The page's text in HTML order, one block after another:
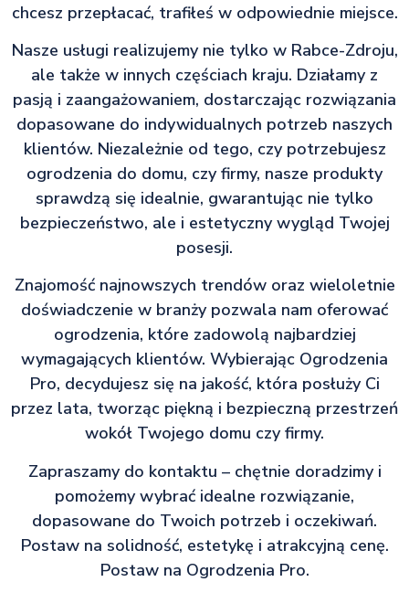
chcesz przepłacać, trafiłeś w odpowiednie miejsce.
Nasze usługi realizujemy nie tylko w Rabce-Zdroju,
ale także w innych częściach kraju. Działamy z
pasją i zaangażowaniem, dostarczając rozwiązania
dopasowane do indywidualnych potrzeb naszych
klientów. Niezależnie od tego, czy potrzebujesz
ogrodzenia do domu, czy firmy, nasze produkty
sprawdzą się idealnie, gwarantując nie tylko
bezpieczeństwo, ale i estetyczny wygląd Twojej
posesji.
Znajomość najnowszych trendów oraz wieloletnie
doświadczenie w branży pozwala nam oferować
ogrodzenia, które zadowolą najbardziej
wymagających klientów. Wybierając Ogrodzenia
Pro, decydujesz się na jakość, która posłuży Ci
przez lata, tworząc piękną i bezpieczną przestrzeń
wokół Twojego domu czy firmy.
Zapraszamy do kontaktu – chętnie doradzimy i
pomożemy wybrać idealne rozwiązanie,
dopasowane do Twoich potrzeb i oczekiwań.
Postaw na solidność, estetykę i atrakcyjną cenę.
Postaw na Ogrodzenia Pro.